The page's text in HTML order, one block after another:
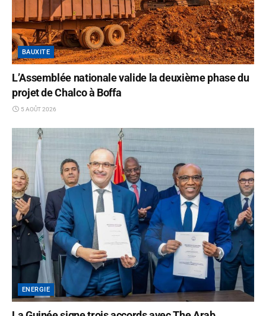
BAUXITE
L’Assemblée nationale valide la deuxième phase du
projet de Chalco à Boffa
5 AOÛT 2026
ENERGIE